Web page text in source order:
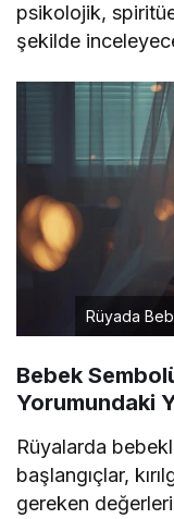
psikolojik,
şekilde
Rüyada
Bebek
Yorumundaki
Rüyalarda
başlangıçlar,
gereken